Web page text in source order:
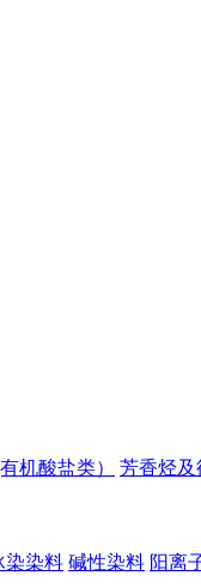
机酸盐类） 芳香烃及
染染料 碱性染料 阳离